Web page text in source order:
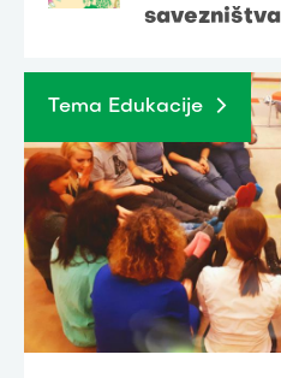
Tema Edukacije